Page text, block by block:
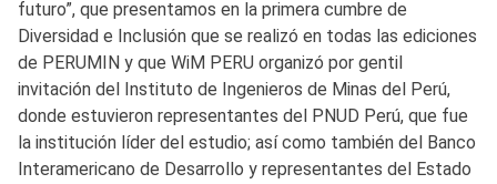
futuro”, que presentamos en la primera cumbre de
Diversidad e Inclusión que se realizó en todas las ediciones
de PERUMIN y que WiM PERU organizó por gentil
invitación del Instituto de Ingenieros de Minas del Perú,
donde estuvieron representantes del PNUD Perú, que fue
la institución líder del estudio; así como también del Banco
Interamericano de Desarrollo y representantes del Estado